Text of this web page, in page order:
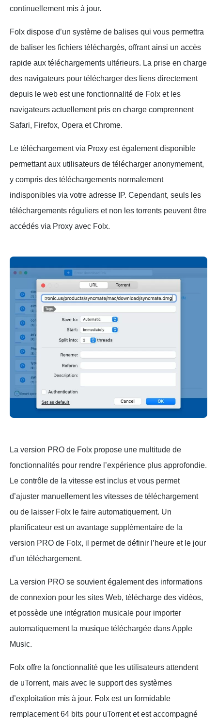
continuellement mis à jour.
Folx dispose d’un système de balises qui vous permettra
de baliser les fichiers téléchargés, offrant ainsi un accès
rapide aux téléchargements ultérieurs. La prise en charge
des navigateurs pour télécharger des liens directement
depuis le web est une fonctionnalité de Folx et les
navigateurs actuellement pris en charge comprennent
Safari, Firefox, Opera et Chrome.
Le téléchargement via Proxy est également disponible
permettant aux utilisateurs de télécharger anonymement,
y compris des téléchargements normalement
indisponibles via votre adresse IP. Cependant, seuls les
téléchargements réguliers et non les torrents peuvent être
accédés via Proxy avec Folx.
La version PRO de Folx propose une multitude de
fonctionnalités pour rendre l’expérience plus approfondie.
Le contrôle de la vitesse est inclus et vous permet
d’ajuster manuellement les vitesses de téléchargement
ou de laisser Folx le faire automatiquement. Un
planificateur est un avantage supplémentaire de la
version PRO de Folx, il permet de définir l’heure et le jour
d’un téléchargement.
La version PRO se souvient également des informations
de connexion pour les sites Web, télécharge des vidéos,
et possède une intégration musicale pour importer
automatiquement la musique téléchargée dans Apple
Music.
Folx offre la fonctionnalité que les utilisateurs attendent
de uTorrent, mais avec le support des systèmes
d’exploitation mis à jour. Folx est un formidable
remplacement 64 bits pour uTorrent et est accompagné